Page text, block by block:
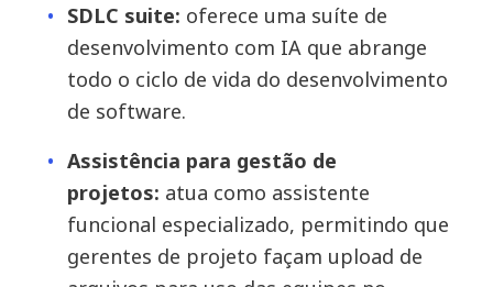
SDLC suite: oferece uma suíte de
desenvolvimento com IA que abrange
todo o ciclo de vida do desenvolvimento
de software.
Assistência para gestão de
projetos: atua como assistente
funcional especializado, permitindo que
gerentes de projeto façam upload de